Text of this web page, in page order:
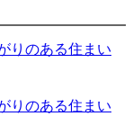
りのある住まい
りのある住まい